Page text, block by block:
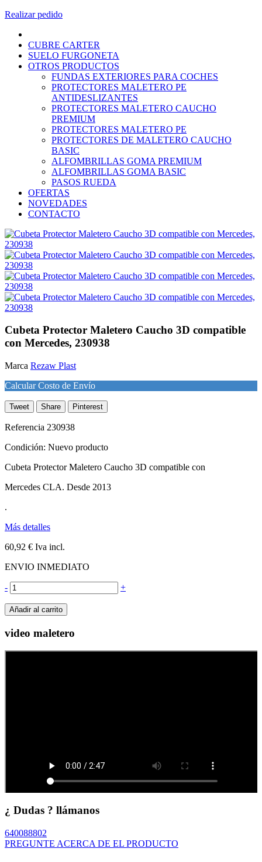
Realizar pedido
CUBRE CARTER
SUELO FURGONETA
OTROS PRODUCTOS
FUNDAS EXTERIORES PARA COCHES
PROTECTORES MALETERO PE
ANTIDESLIZANTES
PROTECTORES MALETERO CAUCHO
PREMIUM
PROTECTORES MALETERO PE
PROTECTORES DE MALETERO CAUCHO
BASIC
ALFOMBRILLAS GOMA PREMIUM
ALFOMBRILLAS GOMA BASIC
PASOS RUEDA
OFERTAS
NOVEDADES
CONTACTO
Cubeta Protector Maletero Caucho 3D compatible
con Mercedes, 230938
Marca Rezaw Plast
Calcular Costo de Envío
Tweet Share Pinterest
Referencia 230938
Condición: Nuevo producto
Cubeta Protector Maletero Caucho 3D compatible con
Mercedes CLA. Desde 2013
.
Más detalles
60,92 € Iva incl.
ENVIO INMEDIATO
- +
Añadir al carrito
video maletero
¿ Dudas ? llámanos
640088802
PREGUNTE ACERCA DE EL PRODUCTO